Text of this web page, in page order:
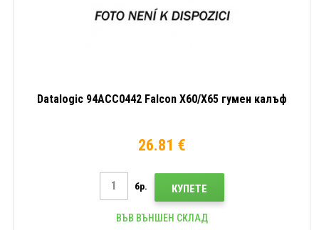
Datalogic 94ACC0442 Falcon X60/X65 гумен калъф
26.81 €
бр. КУПЕТЕ
ВЪВ ВЪНШЕН СКЛАД